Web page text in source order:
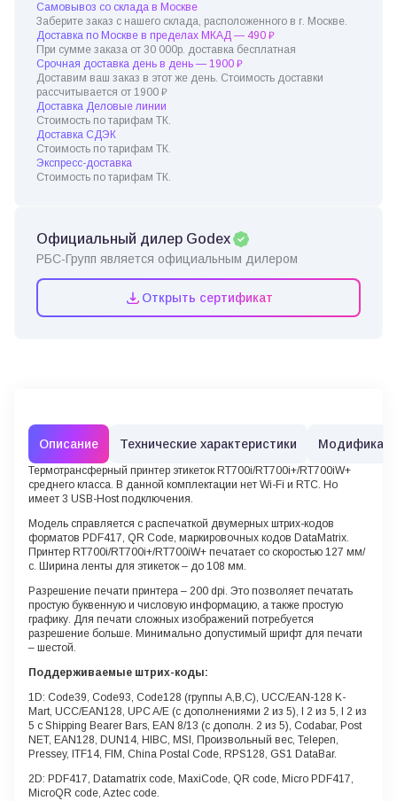
Самовывоз со склада в Москве
Заберите заказ с нашего склада, расположенного в г. Москве.
Доставка по Москве в пределах МКАД — 490 ₽
При сумме заказа от 30 000р. доставка бесплатная
Срочная доставка день в день — 1900 ₽
Доставим ваш заказ в этот же день. Стоимость доставки
рассчитывается от 1900 ₽
Доставка Деловые линии
Стоимость по тарифам ТК.
Доставка СДЭК
Стоимость по тарифам ТК.
Экспресс-доставка
Стоимость по тарифам ТК.
Официальный дилер Godex
РБС-Групп является официальным дилером
Открыть сертификат
Описание Технические характеристики
Термотрансферный принтер этикеток RT700i/RT700i+/RT700iW+
среднего класса. В данной комплектации нет Wi-Fi и RTC. Но
имеет 3 USB-Host подключения.
Модель справляется с распечаткой двумерных штрих-кодов
форматов PDF417, QR Code, маркировочных кодов DataMatrix.
Принтер RT700i/RT700i+/RT700iW+ печатает со скоростью 127 мм/
с. Ширина ленты для этикеток – до 108 мм.
Разрешение печати принтера – 200 dpi. Это позволяет печатать
простую буквенную и числовую информацию, а также простую
графику. Для печати сложных изображений потребуется
разрешение больше. Минимально допустимый шрифт для печати
– шестой.
Поддерживаемые штрих-коды:
1D: Code39, Code93, Code128 (группы A,B,C), UCC/EAN-128 K-
Mart, UCC/EAN128, UPC A/E (c дополнениями 2 из 5), I 2 из 5, I 2 из
5 с Shipping Bearer Bars, EAN 8/13 (с дополн. 2 из 5), Codabar, Post
NET, EAN128, DUN14, HIBC, MSI, Произвольный вес, Telepen,
Pressey, ITF14, FIM, China Postal Code, RPS128, GS1 DataBar.
2D: PDF417, Datamatrix code, MaxiCode, QR code, Micro PDF417,
MicroQR code, Aztec code.